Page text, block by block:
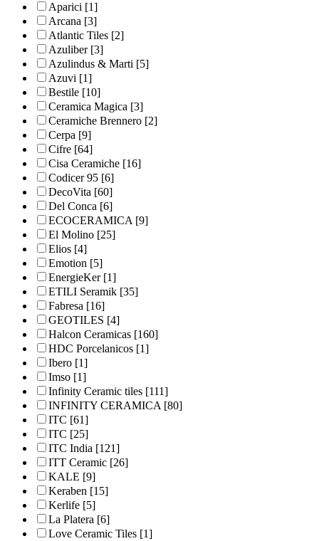
Aparici [1]
Arcana [3]
Atlantic Tiles [2]
Azuliber[3]
Azulindus & Marti [5]
Azuvi [1]
Bestile [10]
Ceramica Magica [3]
Ceramiche Brennero [2]
Cerpa [9]
Cifre [64]
Cisa Ceramiche [16]
Codicer 95 [6]
DecoVita [60]
Del Conca [6]
ECOCERAMICA[9]
El Molino [25]
Elios [4]
Emotion [5]
EnergieKer[1]
ETILI Seramik [35]
Fabresa [16]
GEOTILES [4]
Halcon Ceramicas [160]
HDC Porcelanicos [1]
Ibero [1]
Imso [1]
Infinity Ceramic tiles [111]
INFINITY CERAMICA[80]
ITC [61]
ITC [25]
ITC India [121]
ITT Ceramic [26]
KALE [9]
Keraben [15]
Kerlife [5]
La Platera [6]
Love Ceramic Tiles [1]